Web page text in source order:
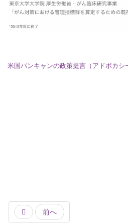
米国パンキャンの政策提言（アドボカシ
前へ